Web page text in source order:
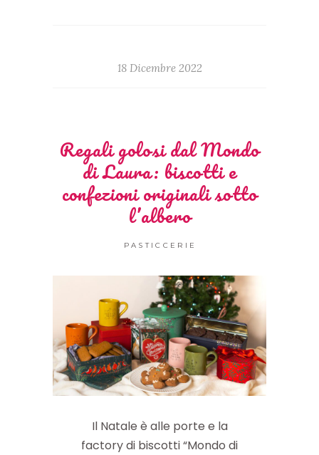
18 Dicembre 2022
Regali golosi dal Mondo
di Laura: biscotti e
confezioni originali sotto
l’albero
PASTICCERIE
Il Natale è alle porte e la
factory di biscotti “Mondo di